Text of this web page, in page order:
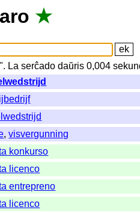
★
La serĉado daŭris 0,004
,visvergunning
konkurso
licenco
entrepreno
licenco